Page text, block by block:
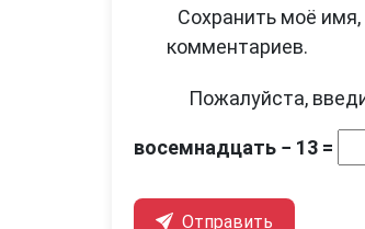
Сохранить моё
комментариев.
Пожалуйста,
восемнадцать − 13 =
Отправить